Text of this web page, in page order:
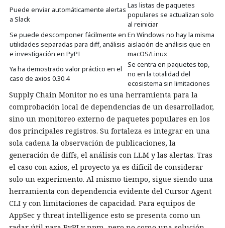
Puede enviar automáticamente alertas
a Slack
Las listas de paquetes
populares se actualizan solo
al reiniciar
Se puede descomponer fácilmente en
utilidades separadas para diff, análisis
e investigación en PyPI
En Windows no hay la misma
aislación de análisis que en
macOS/Linux
Ya ha demostrado valor práctico en el
caso de axios 0.30.4
Se centra en paquetes top,
no en la totalidad del
ecosistema sin limitaciones
Supply Chain Monitor no es una herramienta para la
comprobación local de dependencias de un desarrollador,
sino un monitoreo externo de paquetes populares en los
dos principales registros. Su fortaleza es integrar en una
sola cadena la observación de publicaciones, la
generación de diffs, el análisis con LLM y las alertas. Tras
el caso con axios, el proyecto ya es difícil de considerar
solo un experimento. Al mismo tiempo, sigue siendo una
herramienta con dependencia evidente del Cursor Agent
CLI y con limitaciones de capacidad. Para equipos de
AppSec y threat intelligence esto se presenta como un